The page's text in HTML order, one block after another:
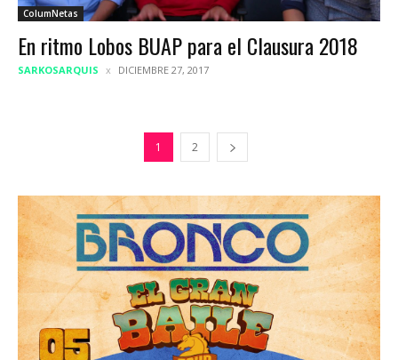
ColumNetas
En ritmo Lobos BUAP para el Clausura 2018
SARKOSARQUIS DICIEMBRE 27, 2017
1 2